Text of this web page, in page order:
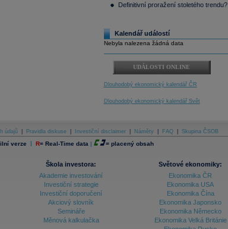
Definitivní proražení stoletého trendu?
Kalendář událostí
Nebyla nalezena žádná data
UDÁLOSTI ONLINE
Dlouhodobý ekonomický kalendář ČR
Dlouhodobý ekonomický kalendář Svět
údajů Pravidla diskuse Investiční disclaimer Náměty FAQ Skupina ČSOB
verze | R= Real-Time data | = placený obsah
Škola investora:
Akademie investování
Investiční strategie
Investiční doporučení
Akciový slovník
Semináře
Měnová kalkulačka
Světové ekonomiky:
Ekonomika ČR
Ekonomika USA
Ekonomika Čína
Ekonomika Japonsko
Ekonomika Německo
Ekonomika Velká Británie